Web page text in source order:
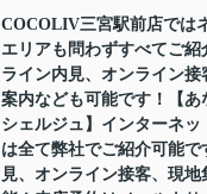
COCOLIV三宮駅前店では
エリアも問わずすべてご
ライン内見、オンライン
案内なども可能です！【あ
シェルジュ】インターネ
は全て弊社でご紹介可能
見、オンライン接客、現